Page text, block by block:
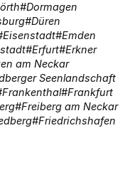
Dormagen
Düren
Eisenstadt Emden
Erfurt Erkner
am Neckar
Seenlandschaft
Frankenthal Frankfurt
Freiberg am Neckar
Friedrichshafen